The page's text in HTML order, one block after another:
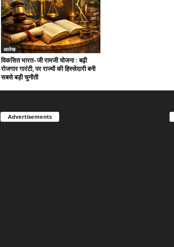
आलेख
विकसित भारत–जी रामजी योजना : बढ़ी
रोजगार गारंटी, पर राज्यों की हिस्सेदारी बनी
सबसे बड़ी चुनौती
Advertisements